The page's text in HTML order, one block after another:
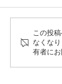
平野
発行し
この投
なくな
有者にお